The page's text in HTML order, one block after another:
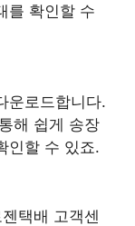
를 확인할 수
운로드합니다.
해 쉽게 송장
인할 수 있죠.
택배 고객센